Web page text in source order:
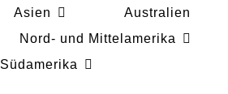
Asien
Australien
Nord- und Mittelamerika
Südamerika